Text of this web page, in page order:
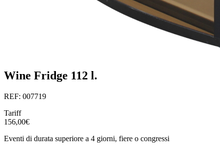
Wine Fridge 112 l.
REF: 007719
Tariff
156,00€
Eventi di durata superiore a 4 giorni, fiere o congressi